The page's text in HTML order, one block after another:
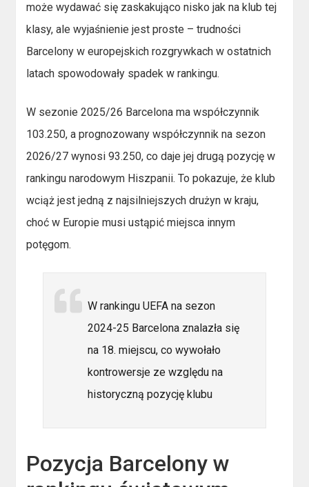
może wydawać się zaskakująco nisko jak na klub tej
klasy, ale wyjaśnienie jest proste – trudności
Barcelony w europejskich rozgrywkach w ostatnich
latach spowodowały spadek w rankingu.
W sezonie 2025/26 Barcelona ma współczynnik
103.250, a prognozowany współczynnik na sezon
2026/27 wynosi 93.250, co daje jej drugą pozycję w
rankingu narodowym Hiszpanii. To pokazuje, że klub
wciąż jest jedną z najsilniejszych drużyn w kraju,
choć w Europie musi ustąpić miejsca innym
potęgom.
W rankingu UEFA na sezon
2024-25 Barcelona znalazła się
na 18. miejscu, co wywołało
kontrowersje ze względu na
historyczną pozycję klubu
Pozycja Barcelony w